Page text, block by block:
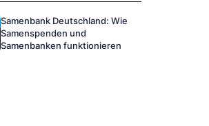
Samenbank Deutschland: Wie
Samenspenden und
Samenbanken funktionieren